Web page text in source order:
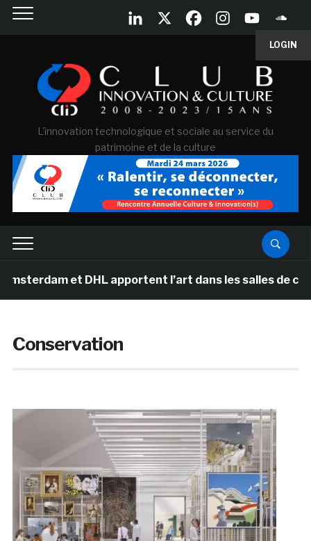
LOGIN
L'innovation technologique et sociale au service du
patrimoine et de la culture
et DHL apportent l’art dans les salles de classe des
Conservation